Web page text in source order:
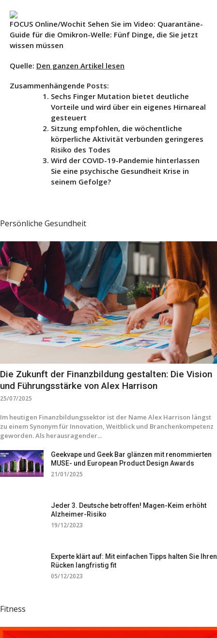
FOCUS Online/Wochit Sehen Sie im Video: Quarantäne-
Guide für die Omikron-Welle: Fünf Dinge, die Sie jetzt
wissen müssen
Quelle: Den ganzen Artikel lesen
Zusammenhängende Posts:
Sechs Finger Mutation bietet deutliche
Vorteile und wird über ein eigenes Hirnareal
gesteuert
Sitzung empfohlen, die wöchentliche
körperliche Aktivität verbunden geringeres
Risiko des Todes
Wird der COVID-19-Pandemie hinterlassen
Sie eine psychische Gesundheit Krise in
seinem Gefolge?
Persönliche Gesundheit
Die Zukunft der Finanzbildung gestalten: Die Vision
und Führungsstärke von Alex Harrison
25/07/2025
Im heutigen Finanzbildungssektor ist der Name Alex Harrison längst
zu einem Synonym für Innovation, Weitblick und Branchenkompetenz
geworden. Als herausragender...
Geekvape und Geek Bar glänzen mit renommierten
MUSE- und European Product Design Awards
21/01/2025
Jeder 3. Deutsche betroffen! Magen-Keim erhöht
Alzheimer-Risiko
19/12/2023
Experte klärt auf: Mit einfachen Tipps halten Sie Ihren
Rücken langfristig fit
05/12/2023
Fitness